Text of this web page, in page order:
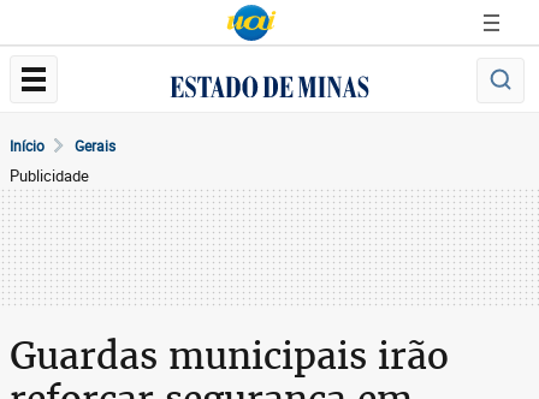
Início Gerais
Publicidade
Guardas municipais irão